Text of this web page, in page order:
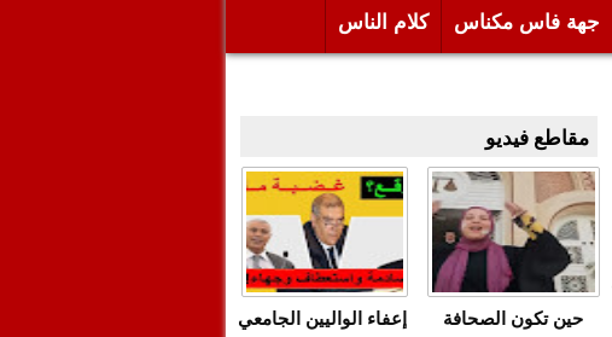
جهة فاس مكناس كلام الناس
مقاطع فيديو
حين تكون الصحافة
إعفاء الواليين الجامعي